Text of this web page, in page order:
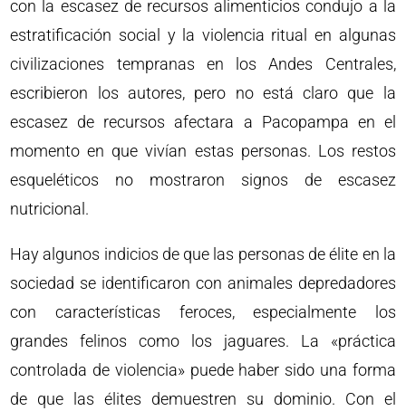
con la escasez de recursos alimenticios condujo a la
estratificación social y la violencia ritual en algunas
civilizaciones tempranas en los Andes Centrales,
escribieron los autores, pero no está claro que la
escasez de recursos afectara a Pacopampa en el
momento en que vivían estas personas. Los restos
esqueléticos no mostraron signos de escasez
nutricional.
Hay algunos indicios de que las personas de élite en la
sociedad se identificaron con animales depredadores
con características feroces, especialmente los
grandes felinos como los jaguares. La «práctica
controlada de violencia» puede haber sido una forma
de que las élites demuestren su dominio. Con el